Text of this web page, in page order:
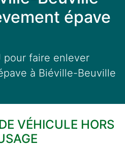
épave
pour faire enlever
à Biéville-Beuville
VÉHICULE HORS